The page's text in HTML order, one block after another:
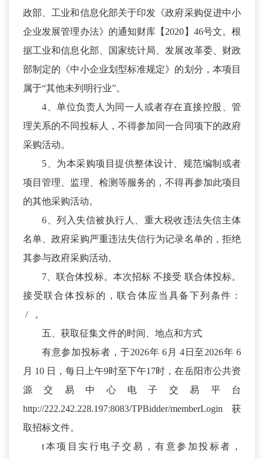
政部、工业和信息化部关于印发《政府采购促进中小
企业发展管理办法》的通知财库【2020】46号文。根
据工业和信息化部、国家统计局、发展改革委、财政
部制定的《中小企业划型标准规定》的划分，本项目
属于“其他未列明行业”。
4、单位负责人为同一人或者存在直接控股、管
理关系的不同投标人，不得参加同一合同项下的政府
采购活动。
5、为本采购项目提供整体设计、规范编制或者
项目管理、监理、检测等服务的，不得再参加此项目
的其他采购活动。
6、列入失信被执行人、重大税收违法失信主体
名单、政府采购严重违法失信行为记录名单的，拒绝
其参与政府采购活动。
7、联合体投标。本次招标 不接受 联合体投标。
接受联合体投标的，联合体应当具备下列条件：
/ 。
五、获取征集文件的时间、地点和方式
有意参加投标者，于2026年 6月 4日至2026年 6
月 10 日，每日上午9时至下午17时，在岳阳市公共资
源交易中心电子交易平台
http://222.242.228.197:8083/TPBidder/memberLogin 获
取招标文件。
t本项目实行电子交易，有意参加投标者，